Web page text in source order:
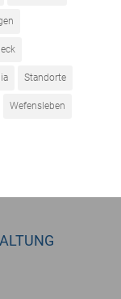
Standorte
Wefensleben